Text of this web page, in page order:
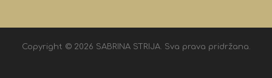
Copyright © 2026 SABRINA STRIJA. Sva prava pridržana.